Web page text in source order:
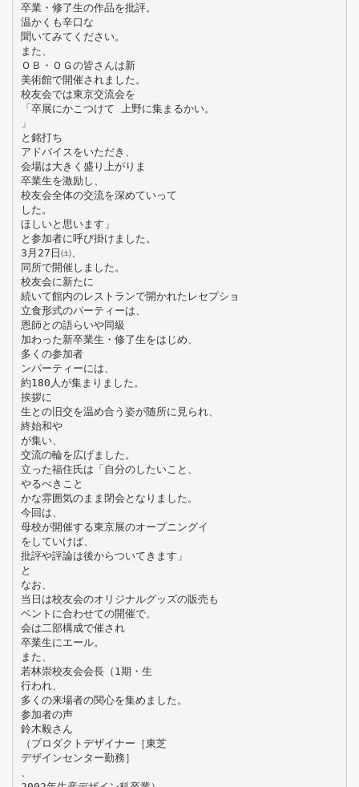
卒業・修了生の作品を批評。
温かくも辛口な
聞いてみてください。
また、
ＯＢ・ＯＧの皆さんは新
美術館で開催されました。
校友会では東京交流会を
「卒展にかこつけて 上野に集まるかい。
」
と銘打ち
アドバイスをいただき、
会場は大きく盛り上がりま
卒業生を激励し、
校友会全体の交流を深めていって
した。
ほしいと思います」
と参加者に呼び掛けました。
3月27日㈯、
同所で開催しました。
校友会に新たに
続いて館内のレストランで開かれたレセプショ
立食形式のパーティーは、
恩師との語らいや同級
加わった新卒業生・修了生をはじめ、
多くの参加者
ンパーティーには、
約180人が集まりました。
挨拶に
生との旧交を温め合う姿が随所に見られ、
終始和や
が集い、
交流の輪を広げました。
立った福住氏は「自分のしたいこと、
やるべきこと
かな雰囲気のまま閉会となりました。
今回は、
母校が開催する東京展のオープニングイ
をしていけば、
批評や評論は後からついてきます」
と
なお、
当日は校友会のオリジナルグッズの販売も
ベントに合わせての開催で、
会は二部構成で催され
卒業生にエール。
また、
若林崇校友会会長（1期・生
行われ、
多くの来場者の関心を集めました。
参加者の声
鈴木毅さん
（プロダクトデザイナー［東芝
デザインセンター勤務］